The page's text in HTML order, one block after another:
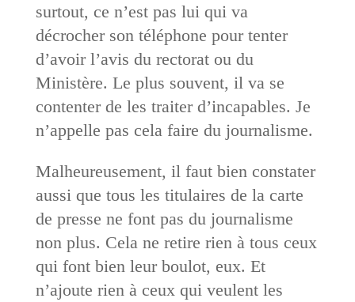
surtout, ce n’est pas lui qui va
décrocher son téléphone pour tenter
d’avoir l’avis du rectorat ou du
Ministère. Le plus souvent, il va se
contenter de les traiter d’incapables. Je
n’appelle pas cela faire du journalisme.
Malheureusement, il faut bien constater
aussi que tous les titulaires de la carte
de presse ne font pas du journalisme
non plus. Cela ne retire rien à tous ceux
qui font bien leur boulot, eux. Et
n’ajoute rien à ceux qui veulent les